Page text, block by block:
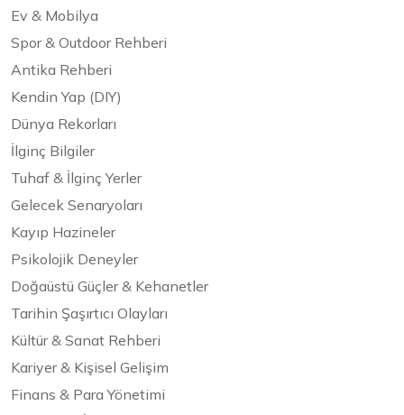
Ev & Mobilya
Spor & Outdoor Rehberi
Antika Rehberi
Kendin Yap (DIY)
Dünya Rekorları
İlginç Bilgiler
Tuhaf & İlginç Yerler
Gelecek Senaryoları
Kayıp Hazineler
Psikolojik Deneyler
Doğaüstü Güçler & Kehanetler
Tarihin Şaşırtıcı Olayları
Kültür & Sanat Rehberi
Kariyer & Kişisel Gelişim
Finans & Para Yönetimi